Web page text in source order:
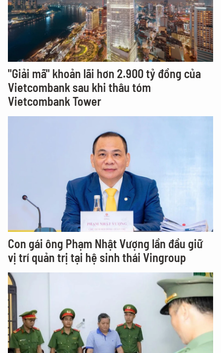
"Giải mã" khoản lãi hơn 2.900 tỷ đồng của
Vietcombank sau khi thâu tóm
Vietcombank Tower
Con gái ông Phạm Nhật Vượng lần đầu giữ
vị trí quản trị tại hệ sinh thái Vingroup